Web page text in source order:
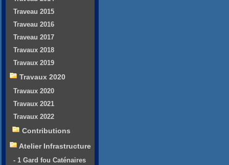
Traveau 2015
Traveau 2016
Traveau 2017
Travaux 2018
Travaux 2019
Travaux 2020
Travaux 2020
Travaux 2021
Travaux 2022
Contributions
Atelier Infrastructure
- 1 Gard fou Caténaires